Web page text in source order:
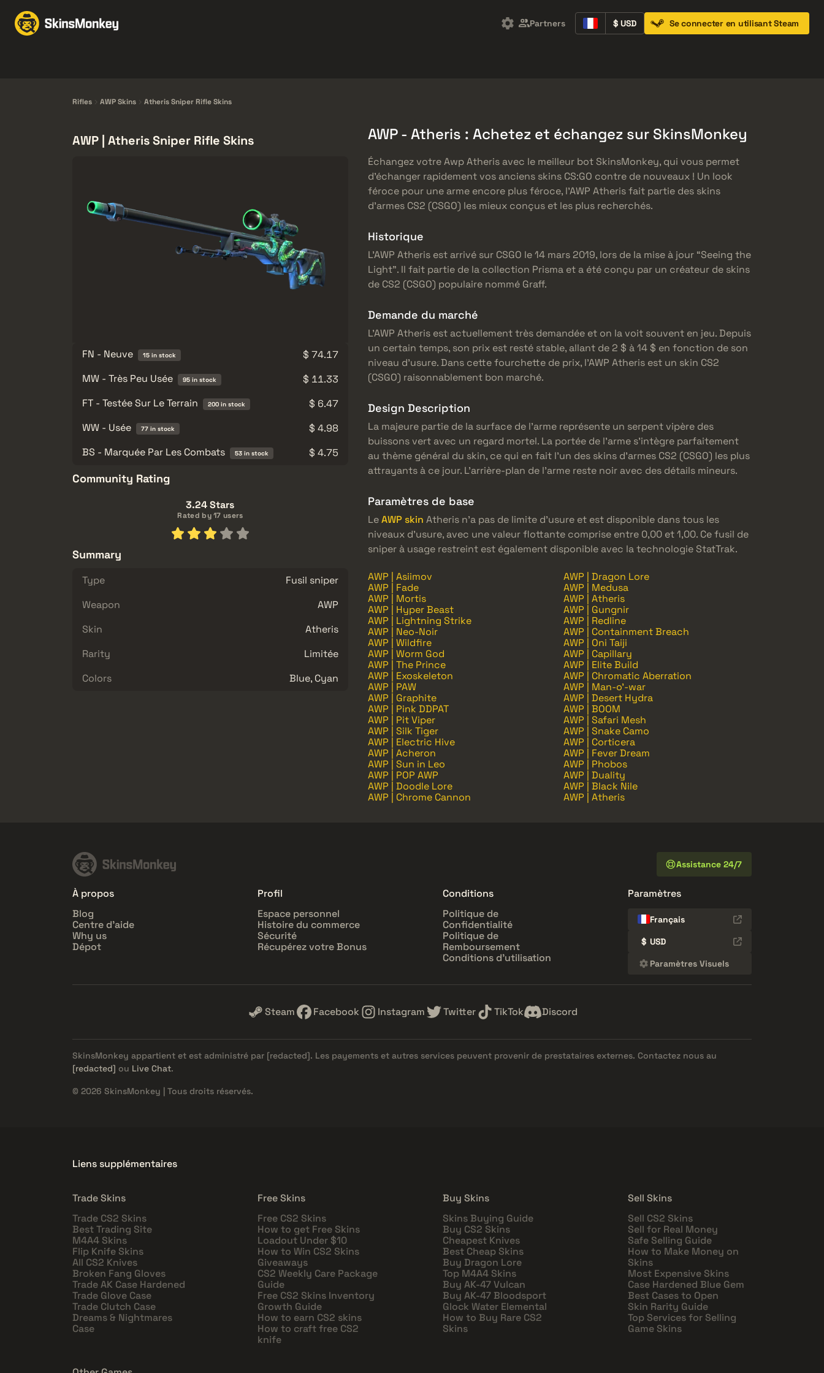
Partners $ USD Se connecter en utilisant Steam
Rifles AWP Skins Atheris Sniper Rifle Skins
AWP | Atheris Sniper Rifle Skins
FN - Neuve 15 in stock
$ 74.17
MW - Très Peu Usée
95 in stock
$ 11.33
FT - Testée Sur Le Terrain
200 in stock
$ 6.47
WW - Usée
77 in stock
$ 4.98
BS - Marquée Par Les Combats
53 in stock $ 4.75
Community Rating
3.24 Stars
Rated by 17 users
Summary
Type
Fusil sniper
Weapon
AWP
Skin
Atheris
Rarity
Limitée
Colors
Blue, Cyan
AWP - Atheris : Achetez et échangez sur SkinsMonkey
Échangez votre Awp Atheris avec le meilleur bot SkinsMonkey, qui vous permet
d’échanger rapidement vos anciens skins CS:GO contre de nouveaux ! Un look
féroce pour une arme encore plus féroce, l’AWP Atheris fait partie des skins
d’armes CS2 (CSGO) les mieux conçus et les plus recherchés.
Historique
L’AWP Atheris est arrivé sur CSGO le 14 mars 2019, lors de la mise à jour “Seeing the
Light”. Il fait partie de la collection Prisma et a été conçu par un créateur de skins
de CS2 (CSGO) populaire nommé Graff.
Demande du marché
L’AWP Atheris est actuellement très demandée et on la voit souvent en jeu. Depuis
un certain temps, son prix est resté stable, allant de 2 $ à 14 $ en fonction de son
niveau d’usure. Dans cette fourchette de prix, l’AWP Atheris est un skin CS2
(CSGO) raisonnablement bon marché.
Design Description
La majeure partie de la surface de l’arme représente un serpent vipère des
buissons vert avec un regard mortel. La portée de l’arme s’intègre parfaitement
au thème général du skin, ce qui en fait l’un des skins d’armes CS2 (CSGO) les plus
attrayants à ce jour. L’arrière-plan de l’arme reste noir avec des détails mineurs.
Paramètres de base
LeAWP skin Atheris n’a pas de limite d’usure et est disponible dans tous les
niveaux d’usure, avec une valeur flottante comprise entre 0,00 et 1,00. Ce fusil de
sniper à usage restreint est également disponible avec la technologie StatTrak.
AWP | Asiimov
AWP | Dragon Lore
AWP | Fade
AWP | Medusa
AWP | Mortis
AWP | Atheris
AWP | Hyper Beast
AWP | Gungnir
AWP | Lightning Strike
AWP | Redline
AWP | Neo-Noir
AWP | Containment Breach
AWP | Wildfire
AWP | Oni Taiji
AWP | Worm God
AWP | Capillary
AWP | The Prince
AWP | Elite Build
AWP | Exoskeleton
AWP | Chromatic Aberration
AWP | PAW
AWP | Man-o'-war
AWP | Graphite
AWP | Desert Hydra
AWP | Pink DDPAT
AWP | BOOM
AWP | Pit Viper
AWP | Safari Mesh
AWP | Silk Tiger
AWP | Snake Camo
AWP | Electric Hive
AWP | Corticera
AWP | Acheron
AWP | Fever Dream
AWP | Sun in Leo
AWP | Phobos
AWP | POP AWP
AWP | Duality
AWP | Doodle Lore
AWP | Black Nile
AWP | Chrome Cannon
AWP | Atheris
Assistance 24/7
À propos
Blog
Centre d'aide
Why us
Dépot
Profil
Espace personnel
Histoire du commerce
Sécurité
Récupérez votre Bonus
Conditions
Politique de
Confidentialité
Politique de
Remboursement
Conditions d'utilisation
Paramètres
Français
$ USD
Paramètres Visuels
Steam Facebook Instagram Twitter TikTok Discord
SkinsMonkey appartient et est administré par [redacted]. Les payements et autres services peuvent provenir de prestataires externes. Contactez nous au
[redacted] ou Live Chat.
© 2026 SkinsMonkey | Tous droits réservés.
Liens supplémentaires
Trade Skins
Trade CS2 Skins
Best Trading Site
M4A4 Skins
Flip Knife Skins
All CS2 Knives
Broken Fang Gloves
Trade AK Case Hardened
Trade Glove Case
Trade Clutch Case
Dreams & Nightmares
Case
Free Skins
Free CS2 Skins
How to get Free Skins
Loadout Under $10
How to Win CS2 Skins
Giveaways
CS2 Weekly Care Package
Guide
Free CS2 Skins Inventory
Growth Guide
How to earn CS2 skins
How to craft free CS2
knife
Buy Skins
Skins Buying Guide
Buy CS2 Skins
Cheapest Knives
Best Cheap Skins
Buy Dragon Lore
Top M4A4 Skins
Buy AK-47 Vulcan
Buy AK-47 Bloodsport
Glock Water Elemental
How to Buy Rare CS2
Skins
Sell Skins
Sell CS2 Skins
Sell for Real Money
Safe Selling Guide
How to Make Money on
Skins
Most Expensive Skins
Case Hardened Blue Gem
Best Cases to Open
Skin Rarity Guide
Top Services for Selling
Game Skins